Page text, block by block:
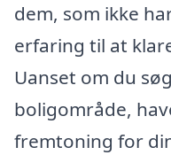
dem, som ikke
erfaring til at
Uanset om du
boligområde,
fremtoning for